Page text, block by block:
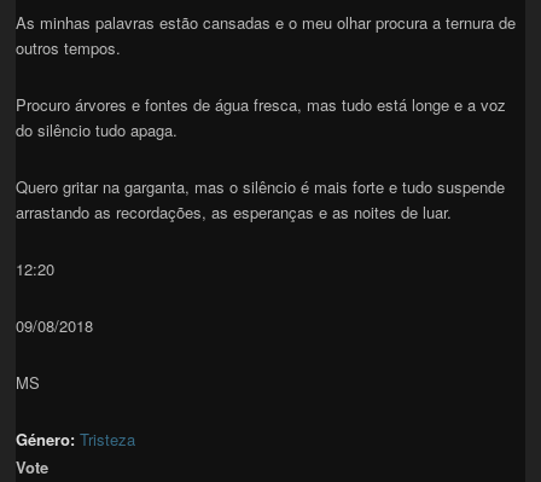
As minhas palavras estão cansadas e o meu olhar procura a ternura de
outros tempos.
Procuro árvores e fontes de água fresca, mas tudo está longe e a voz
do silêncio tudo apaga.
Quero gritar na garganta, mas o silêncio é mais forte e tudo suspende
arrastando as recordações, as esperanças e as noites de luar.
12:20
09/08/2018
MS
Género:Tristeza
Vote